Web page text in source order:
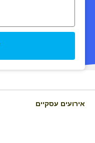
אירועים עסקיים